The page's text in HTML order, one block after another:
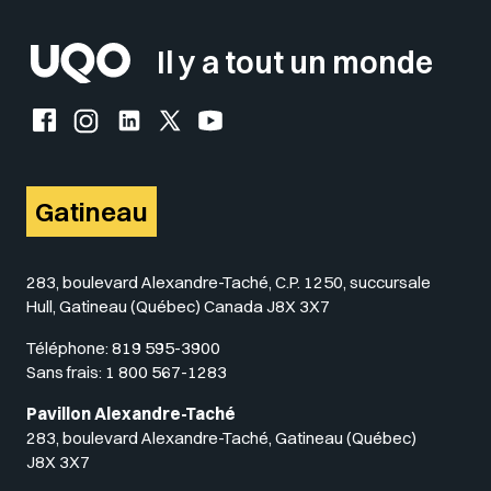
Il y a tout un monde
Facebook de l'UQO
Instagram de l'UQO
LinkedIn de l'UQO
X (Twitter) de l'UQO
YouTube de l'UQO
Gatineau
283, boulevard Alexandre-Taché, C.P. 1250, succursale
Hull, Gatineau (Québec) Canada J8X 3X7
Téléphone: 819 595-3900
Sans frais: 1 800 567-1283
Pavillon Alexandre-Taché
283, boulevard Alexandre-Taché, Gatineau (Québec)
J8X 3X7